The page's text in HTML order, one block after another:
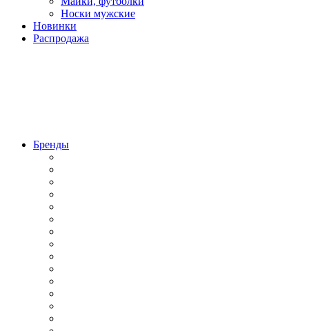
Носки мужские
Новинки
Распродажа
Бренды